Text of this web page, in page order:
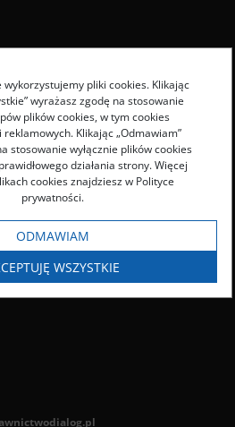
wykorzystujemy pliki cookies. Klikając
wyrażasz zgodę na stosowanie
plików cookies, w tym cookies
Klikając „Odmawiam”
stosowanie wyłącznie plików cookies
działania strony. Więcej
cookies znajdziesz w Polityce
prywatności.
ODMAWIAM
WSZYSTKIE